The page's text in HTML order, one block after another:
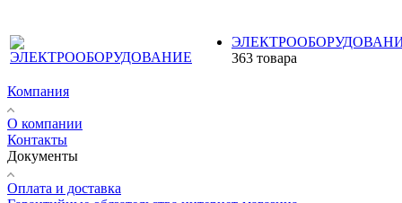
363 товара
Компания
О компании
Контакты
Документы
Оплата и доставка